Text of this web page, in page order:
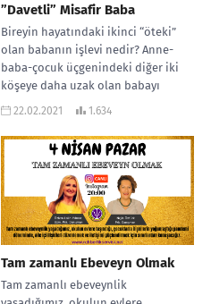
”Davetli” Misafir Baba
Bireyin hayatındaki ikinci “öteki”
olan babanın işlevi nedir? Anne-
baba-çocuk üçgenindeki diğer iki
köşeye daha uzak olan babayı
psikanalitik bir bakış...
22.02.2021 1.634
Tam zamanlı Ebeveyn Olmak
Tam zamanlı ebeveynlik